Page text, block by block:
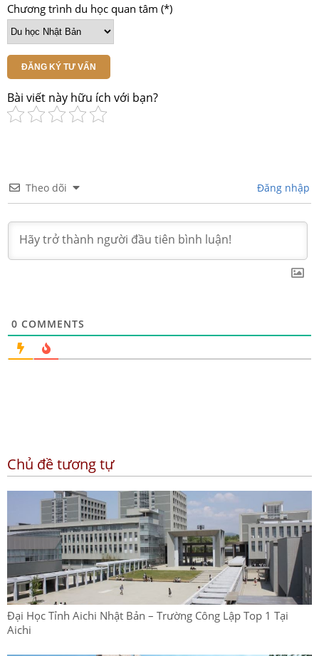
Chương trình du học quan tâm (*)
ĐĂNG KÝ TƯ VẤN
Bài viết này hữu ích với bạn?
Theo dõi Đăng nhập
0 COMMENTS
Chủ đề tương tự
Đại Học Tỉnh Aichi Nhật Bản – Trường Công Lập Top 1 Tại
Aichi